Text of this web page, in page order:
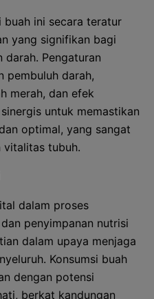
buah ini secara teratur
yang signifikan bagi
darah. Pengaturan
pembuluh darah,
merah, dan efek
untuk memastikan
optimal, yang sangat
vitalitas tubuh.
dalam proses
penyimpanan nutrisi
dalam upaya menjaga
Konsumsi buah
dengan potensi
berkat kandungan